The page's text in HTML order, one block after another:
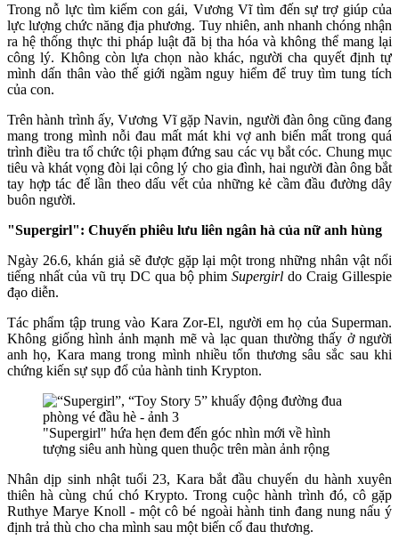
Trong nỗ lực tìm kiếm con gái, Vương Vĩ tìm đến sự trợ giúp của
lực lượng chức năng địa phương. Tuy nhiên, anh nhanh chóng nhận
ra hệ thống thực thi pháp luật đã bị tha hóa và không thể mang lại
công lý. Không còn lựa chọn nào khác, người cha quyết định tự
mình dấn thân vào thế giới ngầm nguy hiểm để truy tìm tung tích
của con.
Trên hành trình ấy, Vương Vĩ gặp Navin, người đàn ông cũng đang
mang trong mình nỗi đau mất mát khi vợ anh biến mất trong quá
trình điều tra tổ chức tội phạm đứng sau các vụ bắt cóc. Chung mục
tiêu và khát vọng đòi lại công lý cho gia đình, hai người đàn ông bắt
tay hợp tác để lần theo dấu vết của những kẻ cầm đầu đường dây
buôn người.
"Supergirl": Chuyến phiêu lưu liên ngân hà của nữ anh hùng
Ngày 26.6, khán giả sẽ được gặp lại một trong những nhân vật nổi
tiếng nhất của vũ trụ DC qua bộ phim Supergirl do Craig Gillespie
đạo diễn.
Tác phẩm tập trung vào Kara Zor-El, người em họ của Superman.
Không giống hình ảnh mạnh mẽ và lạc quan thường thấy ở người
anh họ, Kara mang trong mình nhiều tổn thương sâu sắc sau khi
chứng kiến sự sụp đổ của hành tinh Krypton.
"Supergirl" hứa hẹn đem đến góc nhìn mới về hình
tượng siêu anh hùng quen thuộc trên màn ảnh rộng
Nhân dịp sinh nhật tuổi 23, Kara bắt đầu chuyến du hành xuyên
thiên hà cùng chú chó Krypto. Trong cuộc hành trình đó, cô gặp
Ruthye Marye Knoll - một cô bé ngoài hành tinh đang nung nấu ý
định trả thù cho cha mình sau một biến cố đau thương.